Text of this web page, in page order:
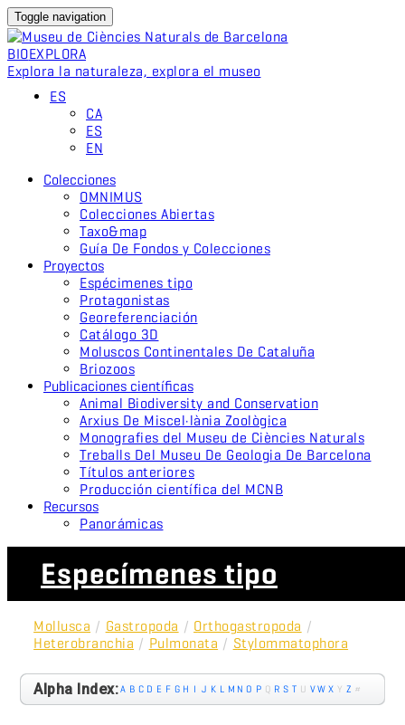
Toggle navigation
BIOEXPLORA
Explora la naturaleza, explora el museo
ES
CA
ES
EN
Colecciones
OMNIMUS
Colecciones Abiertas
Taxo&map
Guía De Fondos y Colecciones
Proyectos
Espécimenes tipo
Protagonistas
Georeferenciación
Catálogo 3D
Moluscos Continentales De Cataluña
Briozoos
Publicaciones científicas
Animal Biodiversity and Conservation
Arxius De Miscel·lània Zoològica
Monografies del Museu de Ciències Naturals
Treballs Del Museu De Geologia De Barcelona
Títulos anteriores
Producción científica del MCNB
Recursos
Panorámicas
Especímenes tipo
Mollusca / Gastropoda / Orthogastropoda /
Heterobranchia / Pulmonata / Stylommatophora
Alpha Index:A B C D E F G H I J K L M N O P Q R S T U VW X Y Z #